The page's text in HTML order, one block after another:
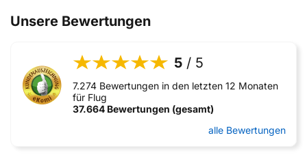
Unsere Bewertungen
5 / 5
7.274 Bewertungen in den letzten 12 Monaten
für Flug
37.664 Bewertungen (gesamt)
alle Bewertungen